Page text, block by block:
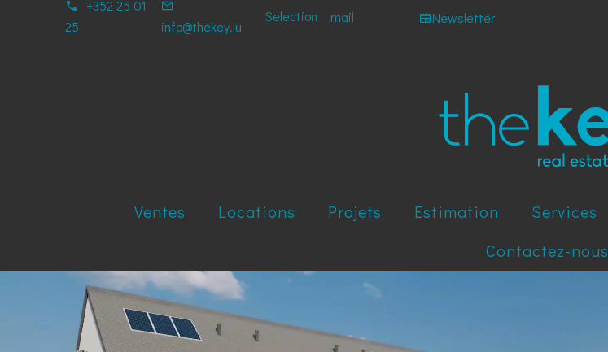
+352 25 01
25
info@thekey.lu
Selection mail Newsletter
Ventes Locations Projets Estimation Services
Contactez-nous